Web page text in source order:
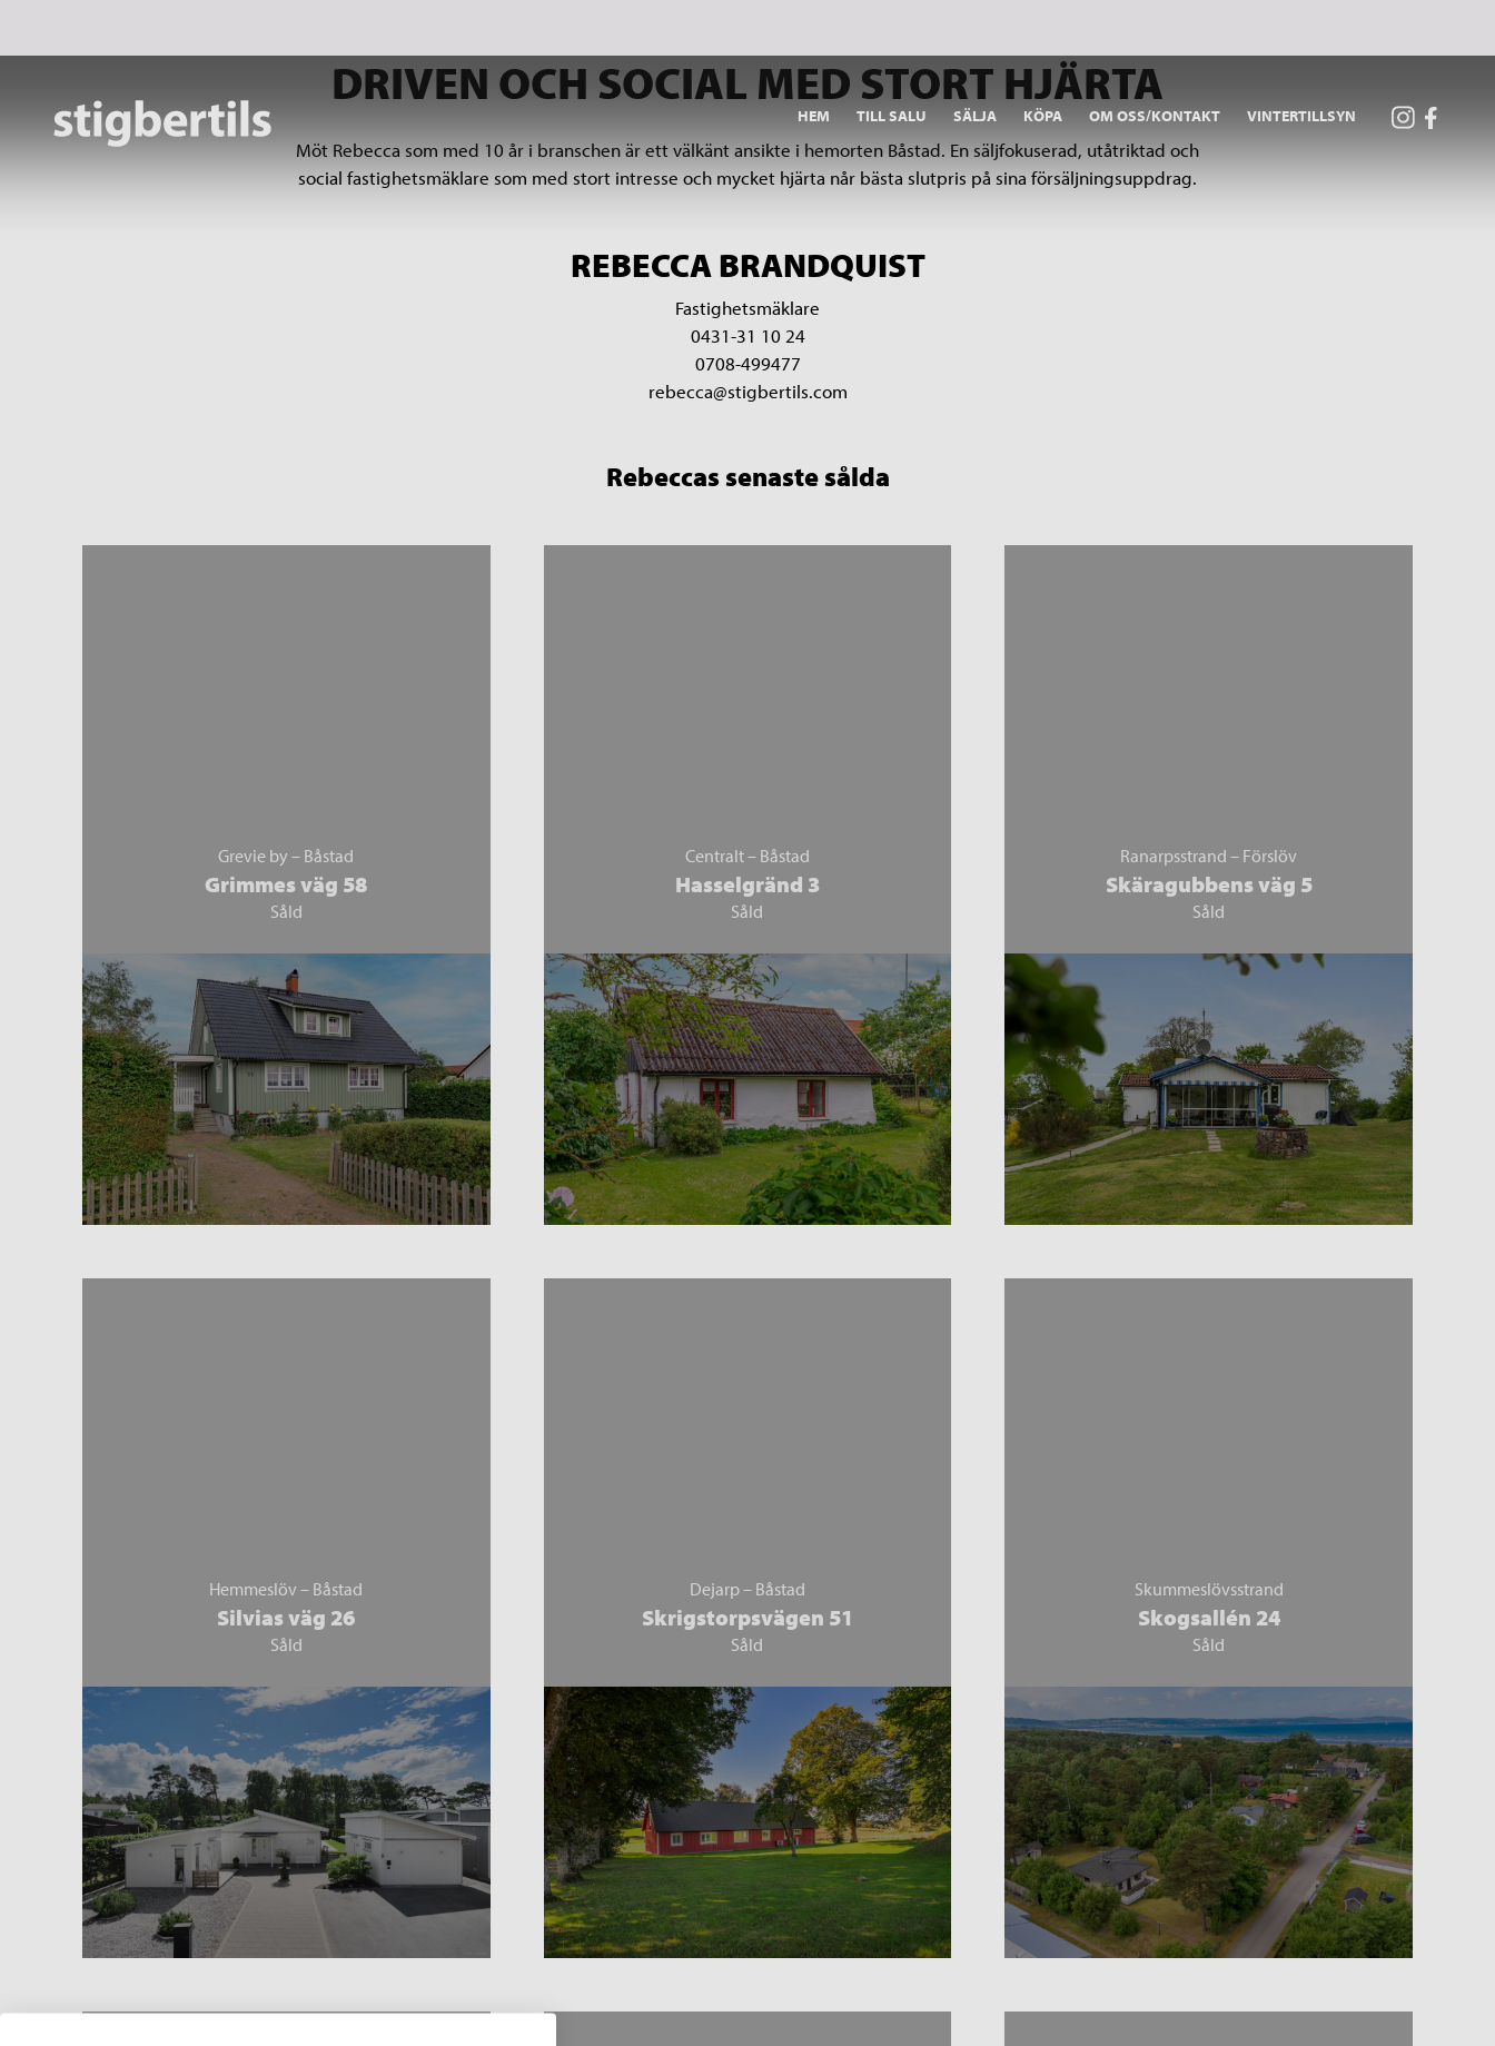
HEM TILL SALU SÄLJA KÖPA OM OSS/KONTAKT VINTERTILLSYN
DRIVEN OCH SOCIAL MED STORT HJÄRTA
Möt Rebecca som med 10 år i branschen är ett välkänt ansikte i hemorten Båstad. En säljfokuserad, utåtriktad och
social fastighetsmäklare som med stort intresse och mycket hjärta når bästa slutpris på sina försäljningsuppdrag.
REBECCA BRANDQUIST
Fastighetsmäklare
0431-31 10 24
0708-499477
rebecca@stigbertils.com
Rebeccas senaste sålda
Grevie by – Båstad
Grimmes väg 58
Såld
Centralt – Båstad
Hasselgränd 3
Såld
Ranarpsstrand – Förslöv
Skäragubbens väg 5
Såld
Hemmeslöv – Båstad
Silvias väg 26
Såld
Dejarp – Båstad
Skrigstorpsvägen 51
Såld
Skummeslövsstrand
Skogsallén 24
Såld